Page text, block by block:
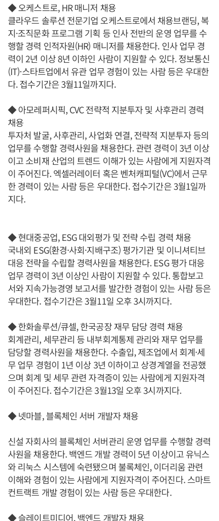
◆ 오케스트로, HR 매니저 채용
클라우드 솔루션 전문기업 오케스트로에서 채용브랜딩, 복
지·조직문화 프로그램 기획 등 인사 전반의 운영 업무를 수
행할 경력 인적자원(HR) 매니저를 채용한다. 인사 업무 경
력이 2년 이상 8년 이하인 사람이 지원할 수 있다. 정보통신
(IT)·스타트업에서 유관 업무 경험이 있는 사람 등은 우대한
다. 접수기간은 3월11일까지다.
◆ 아모레퍼시픽, CVC 전략적 지분투자 및 사후관리 경력
채용
투자처 발굴, 사후관리, 사업화 연결, 전략적 지분투자 등의
업무를 수행할 경력사원을 채용한다. 관련 경력이 3년 이상
이고 소비재 산업의 트렌드 이해가 있는 사람에게 지원자격
이 주어진다. 엑셀러레이터 혹은 벤처캐피털(VC)에서 근무
한 경력이 있는 사람 등은 우대한다. 접수기간은 3월1일까
지다.
◆ 현대중공업, ESG 대외평가 및 전략 수립 경력 채용
국내외 ESG(환경·사회·지배구조) 평가기관 및 이니셔티브
대응 전략을 수립할 경력사원을 채용한다. ESG 평가 대응
업무 경력이 3년 이상인 사람이 지원할 수 있다. 통합보고
서와 지속가능경영 보고서를 발간한 경험이 있는 사람 등은
우대한다. 접수기간은 3월11일 오후 3시까지다.
◆ 한화솔루션/큐셀, 한국공장 재무 담당 경력 채용
회계관리, 세무관리 등 내부회계통제 관리와 재무 업무를
담당할 경력사원을 채용한다. 수출입, 제조업에서 회계·세
무 업무 경험이 1년 이상 3년 이하이고 상경계열을 전공했
으며 회계 및 세무 관련 자격증이 있는 사람에게 지원자격
이 주어진다. 접수기간은 3월13일 오후 3시까지다.
◆ 넷마블, 블록체인 서버 개발자 채용
신설 자회사의 블록체인 서버관리 운영 업무를 수행할 경력
사원을 채용한다. 백엔드 개발 경력이 5년 이상이고 유닉스
와 리눅스 시스템에 숙련됐으며 불록체인, 이더리움 관련
이해와 경험이 있는 사람에게 지원자격이 주어진다. 스마트
컨트랙트 개발 경험이 있는 사람 등은 우대한다.
◆ 슬레이트미디어, 백엔드 개발자 채용